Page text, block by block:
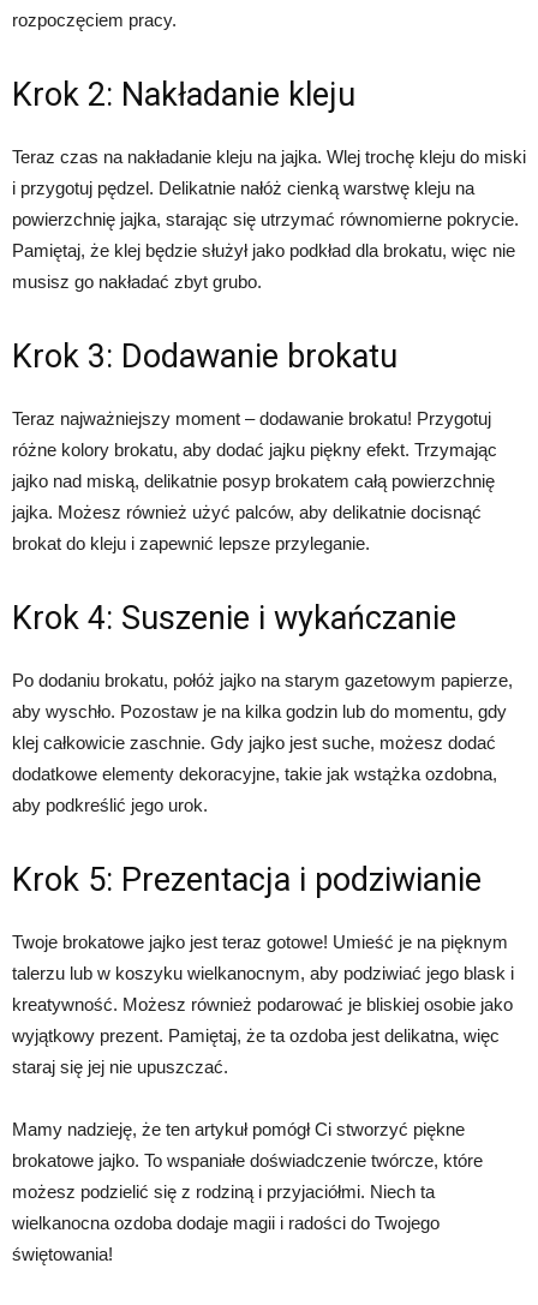
rozpoczęciem pracy.
Krok 2: Nakładanie kleju
Teraz czas na nakładanie kleju na jajka. Wlej trochę kleju do miski
i przygotuj pędzel. Delikatnie nałóż cienką warstwę kleju na
powierzchnię jajka, starając się utrzymać równomierne pokrycie.
Pamiętaj, że klej będzie służył jako podkład dla brokatu, więc nie
musisz go nakładać zbyt grubo.
Krok 3: Dodawanie brokatu
Teraz najważniejszy moment – dodawanie brokatu! Przygotuj
różne kolory brokatu, aby dodać jajku piękny efekt. Trzymając
jajko nad miską, delikatnie posyp brokatem całą powierzchnię
jajka. Możesz również użyć palców, aby delikatnie docisnąć
brokat do kleju i zapewnić lepsze przyleganie.
Krok 4: Suszenie i wykańczanie
Po dodaniu brokatu, połóż jajko na starym gazetowym papierze,
aby wyschło. Pozostaw je na kilka godzin lub do momentu, gdy
klej całkowicie zaschnie. Gdy jajko jest suche, możesz dodać
dodatkowe elementy dekoracyjne, takie jak wstążka ozdobna,
aby podkreślić jego urok.
Krok 5: Prezentacja i podziwianie
Twoje brokatowe jajko jest teraz gotowe! Umieść je na pięknym
talerzu lub w koszyku wielkanocnym, aby podziwiać jego blask i
kreatywność. Możesz również podarować je bliskiej osobie jako
wyjątkowy prezent. Pamiętaj, że ta ozdoba jest delikatna, więc
staraj się jej nie upuszczać.
Mamy nadzieję, że ten artykuł pomógł Ci stworzyć piękne
brokatowe jajko. To wspaniałe doświadczenie twórcze, które
możesz podzielić się z rodziną i przyjaciółmi. Niech ta
wielkanocna ozdoba dodaje magii i radości do Twojego
świętowania!